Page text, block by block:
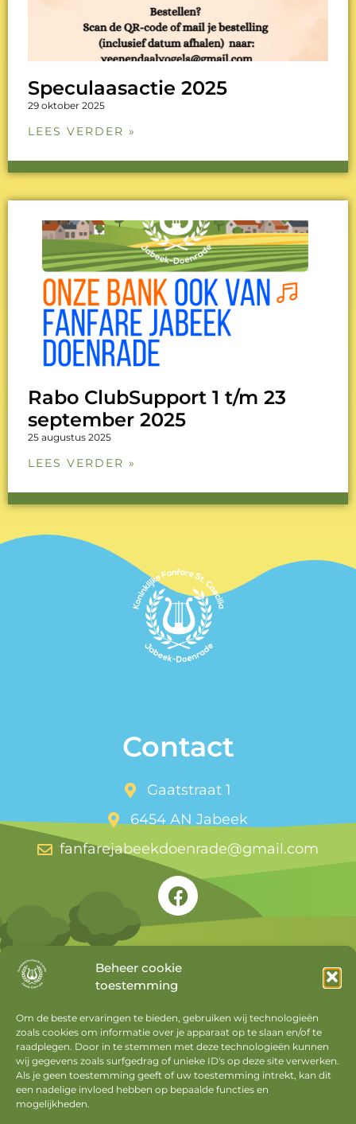
Beheer cookie
toestemming
Om de beste ervaringen te bieden, gebruiken wij technologieën
zoals cookies om informatie over je apparaat op te slaan en/of te
raadplegen. Door in te stemmen met deze technologieën kunnen
wij gegevens zoals surfgedrag of unieke ID's op deze site verwerken.
Als je geen toestemming geeft of uw toestemming intrekt, kan dit
een nadelige invloed hebben op bepaalde functies en
mogelijkheden.
Speculaasactie 2025
29 oktober 2025
LEES VERDER »
Rabo ClubSupport 1 t/m 23
september 2025
25 augustus 2025
LEES VERDER »
Contact
Gaatstraat 1
6454 AN Jabeek
fanfarejabeekdoenrade@gmail.com
Snel naar
Agenda
Nieuws
Privacyverklaring